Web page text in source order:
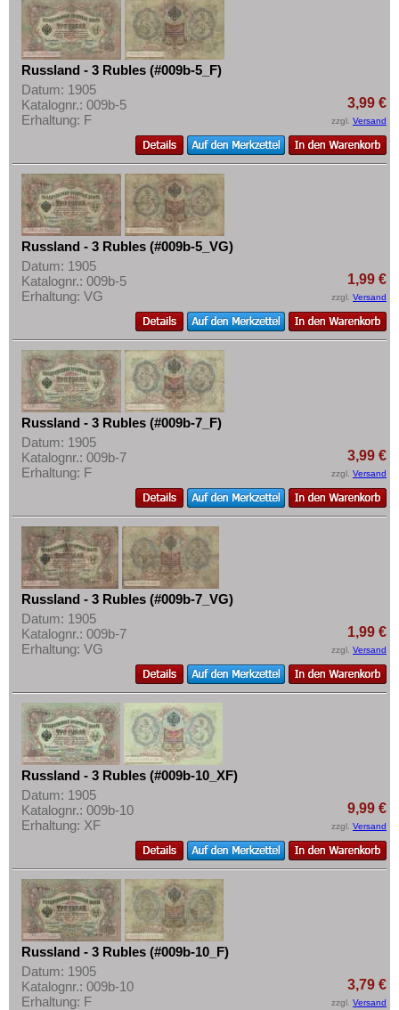
Russland - 3 Rubles (#009b-5_F)
Datum: 1905
Katalognr.: 009b-5
Erhaltung: F
3,99 €
zzgl. Versand
Russland - 3 Rubles (#009b-5_VG)
Datum: 1905
Katalognr.: 009b-5
Erhaltung: VG
1,99 €
zzgl. Versand
Russland - 3 Rubles (#009b-7_F)
Datum: 1905
Katalognr.: 009b-7
Erhaltung: F
3,99 €
zzgl. Versand
Russland - 3 Rubles (#009b-7_VG)
Datum: 1905
Katalognr.: 009b-7
Erhaltung: VG
1,99 €
zzgl. Versand
Russland - 3 Rubles (#009b-10_XF)
Datum: 1905
Katalognr.: 009b-10
Erhaltung: XF
9,99 €
zzgl. Versand
Russland - 3 Rubles (#009b-10_F)
Datum: 1905
Katalognr.: 009b-10
Erhaltung: F
3,79 €
zzgl. Versand